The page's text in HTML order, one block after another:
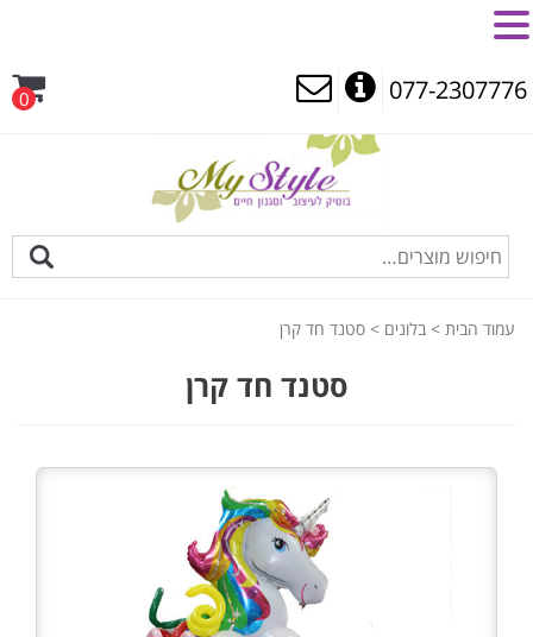
077-2307776
0
עמוד הבית > בלונים > סטנד חד קרן
סטנד חד קרן